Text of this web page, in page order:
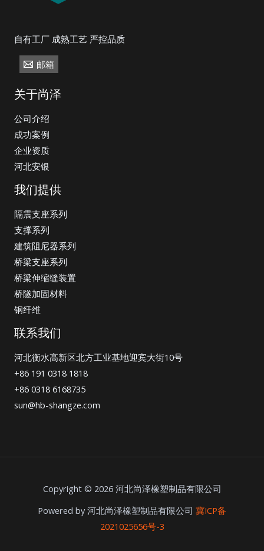
自有工厂 成熟工艺 严控品质
邮箱
关于尚泽
公司介绍
成功案例
企业资质
河北安银
我们提供
隔震支座系列
支撑系列
建筑阻尼器系列
桥梁支座系列
桥梁伸缩缝装置
桥隧加固材料
钢纤维
联系我们
河北衡水高新区北方工业基地迎宾大街10号
+86 191 0318 1818
+86 0318 6168735
sun@hb-shangze.com
Copyright © 2026 河北尚泽橡塑制品有限公司
Powered by 河北尚泽橡塑制品有限公司 冀ICP备
2021025656号-3